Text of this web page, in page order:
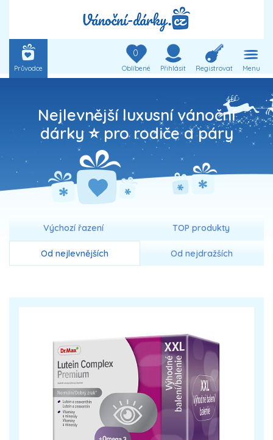
Průvodce
0
Oblíbené Přihlásit Registrovat Menu
Nejlevnější luxusní vánoční
dárky ⭐ pro rodiče a páry
Výchozí řazení TOP produkty
Od nejlevnějších Od nejdražších